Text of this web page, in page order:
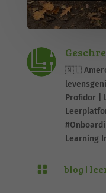
🇳🇱
Profidor |
Learning
 blog |